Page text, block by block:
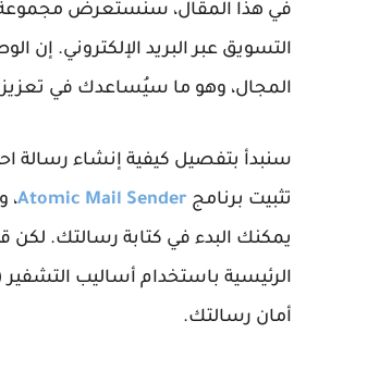
في هذا المقال، سنستعرض مجموعة
التسويق عبر البريد الإلكتروني.
المجال، وهو ما سيُساعدك في
سنبدأ بتفصيل كيفية إنشاء رسالة
تثبيت برنامج Atomic Mail Sender،
يمكنك البدء في كتابة رسالتك.
أمان رسالتك.